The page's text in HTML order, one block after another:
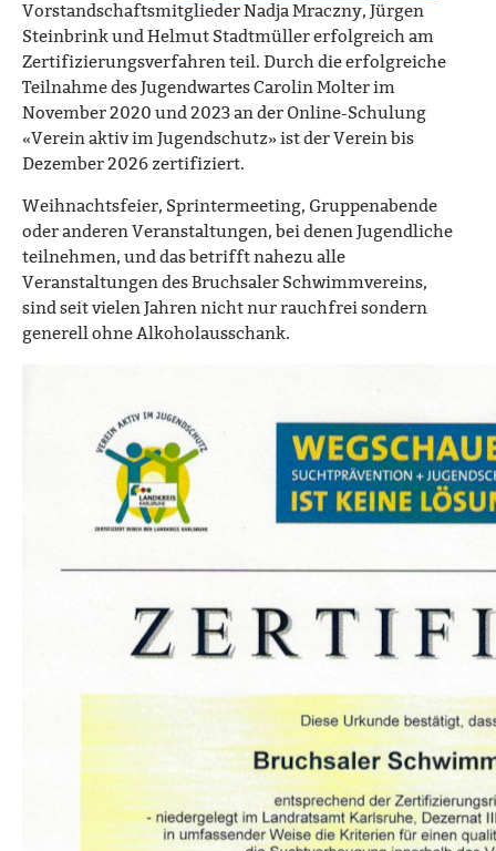
Vorstandschaftsmitglieder Nadja Mraczny, Jürgen
Steinbrink und Helmut Stadtmüller erfolgreich am
Zertifizierungsverfahren teil. Durch die erfolgreiche
Teilnahme des Jugendwartes Carolin Molter im
November 2020 und 2023 an der Online-Schulung
«Verein aktiv im Jugendschutz» ist der Verein bis
Dezember 2026 zertifiziert.
Weihnachtsfeier, Sprintermeeting, Gruppenabende
oder anderen Veranstaltungen, bei denen Jugendliche
teilnehmen, und das betrifft nahezu alle
Veranstaltungen des Bruchsaler Schwimmvereins,
sind seit vielen Jahren nicht nur rauchfrei sondern
generell ohne Alkoholausschank.